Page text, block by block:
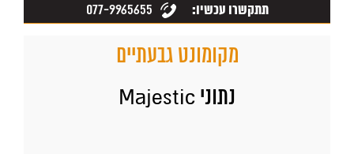
תתקשרו עכשיו: 077-9965655
מקומונט גבעתיים
נתוני Majestic